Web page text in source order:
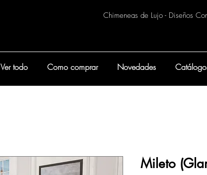
Chimeneas de Lujo - Diseños
Ver todo Como comprar Novedades
Mileto